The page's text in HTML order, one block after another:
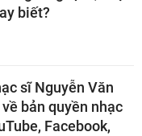
biết?
sĩ Nguyễn Văn
bản quyền nhạc
Facebook,